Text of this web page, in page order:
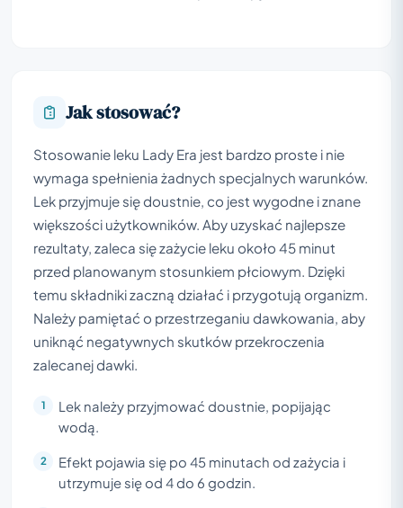
Jak stosować?
Stosowanie leku Lady Era jest bardzo proste i nie
wymaga spełnienia żadnych specjalnych warunków.
Lek przyjmuje się doustnie, co jest wygodne i znane
większości użytkowników. Aby uzyskać najlepsze
rezultaty, zaleca się zażycie leku około 45 minut
przed planowanym stosunkiem płciowym. Dzięki
temu składniki zaczną działać i przygotują organizm.
Należy pamiętać o przestrzeganiu dawkowania, aby
uniknąć negatywnych skutków przekroczenia
zalecanej dawki.
Lek należy przyjmować doustnie, popijając
wodą.
Efekt pojawia się po 45 minutach od zażycia i
utrzymuje się od 4 do 6 godzin.